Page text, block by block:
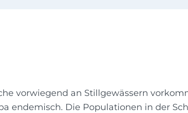
vorwiegend an Stillgewässern
endemisch. Die Populationen in der